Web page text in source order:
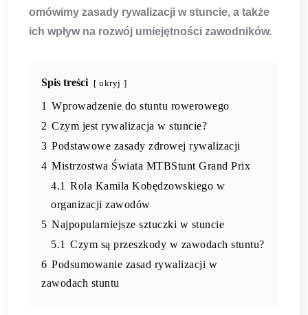
omówimy zasady rywalizacji w stuncie, a także
ich wpływ na rozwój umiejętności zawodników.
Spis treści ukryj
1 Wprowadzenie do stuntu rowerowego
2 Czym jest rywalizacja w stuncie?
3 Podstawowe zasady zdrowej rywalizacji
4 Mistrzostwa Świata MTBStunt Grand Prix
4.1 Rola Kamila Kobędzowskiego w
organizacji zawodów
5 Najpopularniejsze sztuczki w stuncie
5.1 Czym są przeszkody w zawodach stuntu?
6 Podsumowanie zasad rywalizacji w
zawodach stuntu